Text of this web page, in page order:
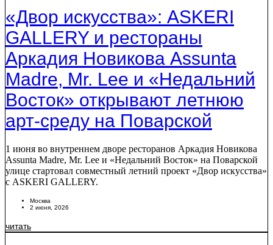
«Двор искусства»: ASKERI
GALLERY и рестораны
Аркадия Новикова Assunta
Madre, Mr. Lee и «Недальний
Восток» открывают летнюю
арт-среду на Поварской
1 июня во внутреннем дворе ресторанов Аркадия Новикова
Assunta Madre, Mr. Lee и «Недальний Восток» на Поварской
улице стартовал совместный летний проект «Двор искусства»
с ASKERI GALLERY.
Москва
2 июня, 2026
читать